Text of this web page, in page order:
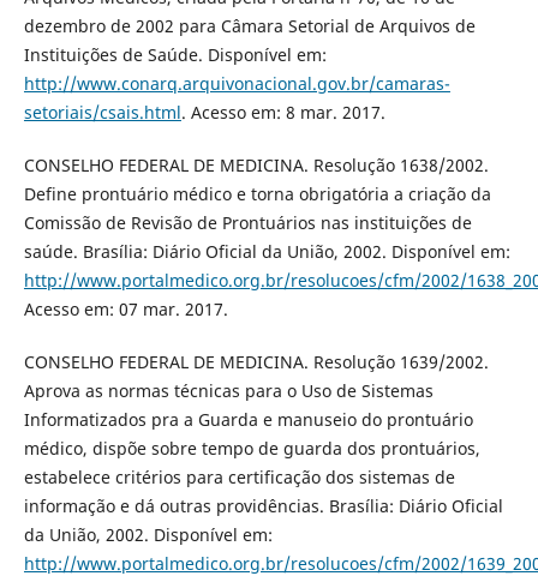
dezembro de 2002 para Câmara Setorial de Arquivos de
Instituições de Saúde. Disponível em:
http://www.conarq.arquivonacional.gov.br/camaras-
setoriais/csais.html. Acesso em: 8 mar. 2017.
CONSELHO FEDERAL DE MEDICINA. Resolução 1638/2002.
Define prontuário médico e torna obrigatória a criação da
Comissão de Revisão de Prontuários nas instituições de
saúde. Brasília: Diário Oficial da União, 2002. Disponível em:
http://www.portalmedico.org.br/resolucoes/cfm/2002/
Acesso em: 07 mar. 2017.
CONSELHO FEDERAL DE MEDICINA. Resolução 1639/2002.
Aprova as normas técnicas para o Uso de Sistemas
Informatizados pra a Guarda e manuseio do prontuário
médico, dispõe sobre tempo de guarda dos prontuários,
estabelece critérios para certificação dos sistemas de
informação e dá outras providências. Brasília: Diário Oficial
da União, 2002. Disponível em:
http://www.portalmedico.org.br/resolucoes/cfm/2002/